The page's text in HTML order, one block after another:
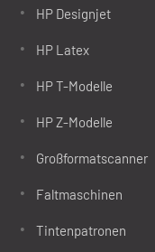
HP Designjet
HP Latex
HP T-Modelle
HP Z-Modelle
Großformatscanner
Faltmaschinen
Tintenpatronen